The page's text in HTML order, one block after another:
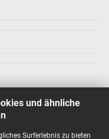
und ähnliche
Surferlebnis zu bieten